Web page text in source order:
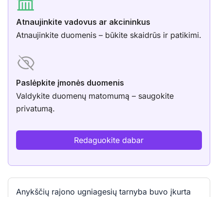
Atnaujinkite vadovus ar akcininkus
Atnaujinkite duomenis – būkite skaidrūs ir patikimi.
Paslėpkite įmonės duomenis
Valdykite duomenų matomumą – saugokite
privatumą.
Redaguokite dabar
Anykščių rajono ugniagesių tarnyba buvo įkurta